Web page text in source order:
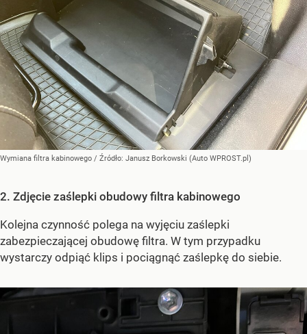
Wymiana filtra kabinowego / Źródło: Janusz Borkowski (Auto WPROST.pl)
2. Zdjęcie zaślepki obudowy filtra kabinowego
Kolejna czynność polega na wyjęciu zaślepki
zabezpieczającej obudowę filtra. W tym przypadku
wystarczy odpiąć klips i pociągnąć zaślepkę do siebie.